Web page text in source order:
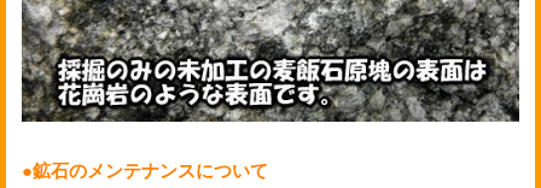
●鉱石のメンテナンスについて